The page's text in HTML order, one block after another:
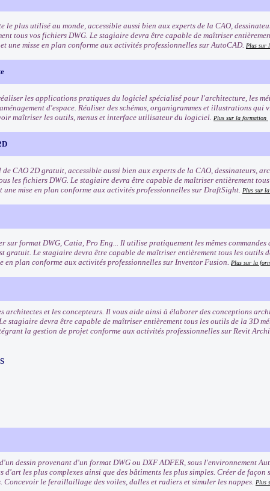
le plus utilisé au monde, accessible aussi bien aux experts de la CAO,
tous vos fichiers DWG. Le stagiaire devra être capable de maîtriser
une misse en plan conforme aux activités professionnelles sur AutoCAD. Plus sur
les applications pratiques du logiciel spécialisé pour l'architecture, les
d'espace. Réaliser des schémas, organigrammes et illustrations qui
maîtriser les outils, menus et interface utilisateur du logiciel. Plus sur la formation
CAO 2D gratuit, accessible aussi bien aux experts de la CAO, dessinateurs,
les fichiers DWG. Le stagiaire devra être capable de maîtriser entièrement
mise en plan conforme aux activités professionnelles sur DraftSight. Plus sur
sur format DWG, Catia, Pro Eng... Il utilise pratiquement les mêmes
gratuit. Le stagiaire devra être capable de maîtriser entièrement tous les outils
en plan conforme aux activités professionnelles sur Inventor Fusion. Plus sur la
architectes et les concepteurs. Il vous aide ainsi à élaborer des conceptions
stagiaire devra être capable de maîtriser entièrement tous les outils de la 3D
la gestion de projet conforme aux activités professionnelles sur Revit
dessin provenant d'un format DWG ou DXF ADFER, sous l'environnement
les plus complexes ainsi que des bâtiments les plus simples. Créer de façon
Concevoir le feraillaillage des voiles, dalles et radiers et simuler les nappes. Plus